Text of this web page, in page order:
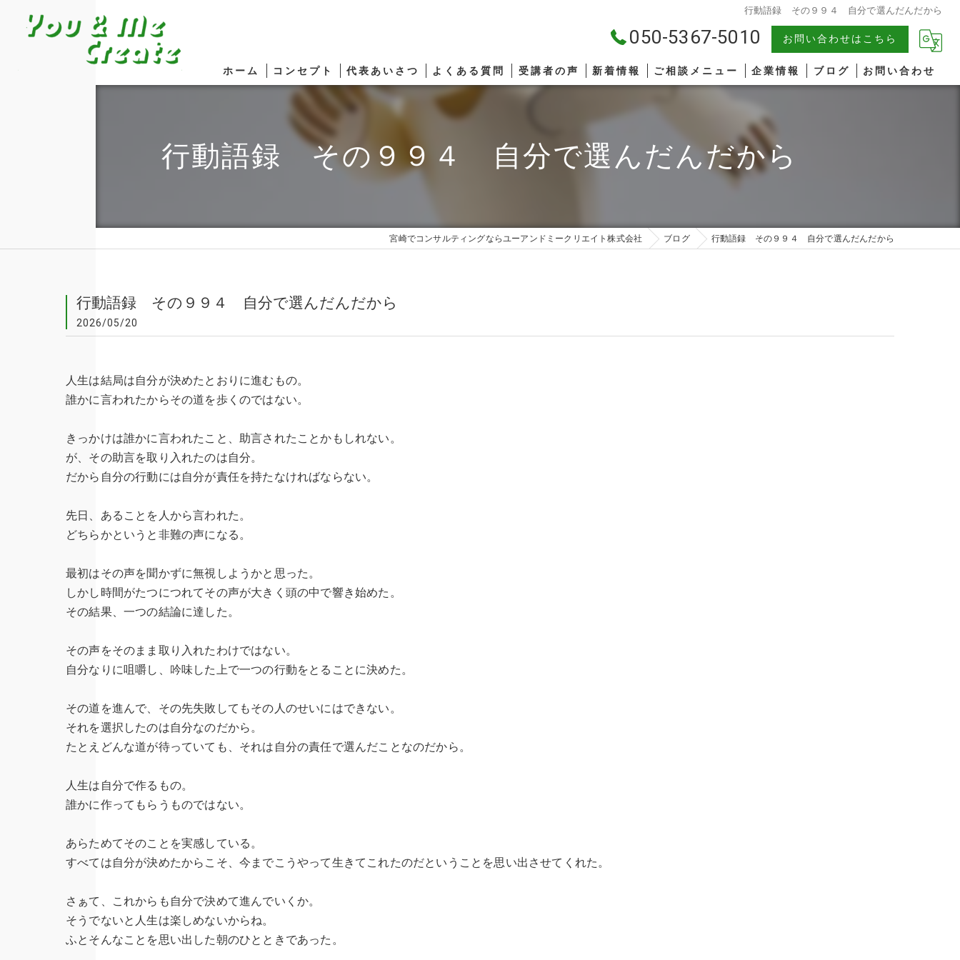
行動語録 その９９４ 自分で選んだんだから
050-5367-5010 お問い合わせはこちら
ホーム コンセプト 代表あいさつ よくある質問 受講者の声 新着情報 ご相談メニュー
AIコンサルティング
ファシリテーション
企業情報
著書一覧
ブログ お問い合わせ
行動語録 その９９４ 自分で選んだんだから
宮崎でコンサルティングならユーアンドミークリエイト株式会社 ブログ 行動語録 その９９４ 自分で選んだんだから
行動語録 その９９４ 自分で選んだんだから
2026/05/20
人生は結局は自分が決めたとおりに進むもの。
誰かに言われたからその道を歩くのではない。
きっかけは誰かに言われたこと、助言されたことかもしれない。
が、その助言を取り入れたのは自分。
だから自分の行動には自分が責任を持たなければならない。
先日、あることを人から言われた。
どちらかというと非難の声になる。
最初はその声を聞かずに無視しようかと思った。
しかし時間がたつにつれてその声が大きく頭の中で響き始めた。
その結果、一つの結論に達した。
その声をそのまま取り入れたわけではない。
自分なりに咀嚼し、吟味した上で一つの行動をとることに決めた。
その道を進んで、その先失敗してもその人のせいにはできない。
それを選択したのは自分なのだから。
たとえどんな道が待っていても、それは自分の責任で選んだことなのだから。
人生は自分で作るもの。
誰かに作ってもらうものではない。
あらためてそのことを実感している。
すべては自分が決めたからこそ、今までこうやって生きてこれたのだということを思い出させてくれた。
さぁて、これからも自分で決めて進んでいくか。
そうでないと人生は楽しめないからね。
ふとそんなことを思い出した朝のひとときであった。